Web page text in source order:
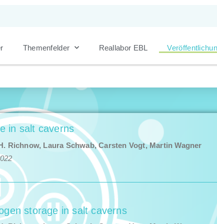
Themenfelder Reallabor EBL
in salt caverns
Rich­now, Lau­ra Schwab, Carsten Vogt,Mar­tin Wag­n­er
storage in salt caverns